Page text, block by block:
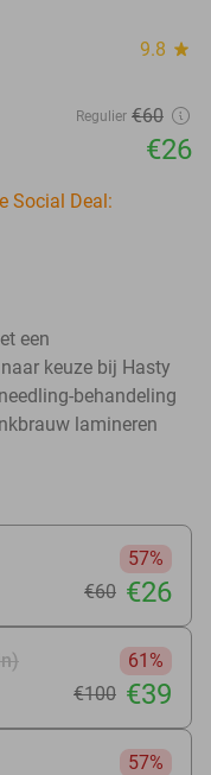
9.8 star
Regulier €60
€26
Social Deal:
een
keuze bij Hasty
behandeling
lamineren
57%
€60 €26
61%
€100 €39
57%